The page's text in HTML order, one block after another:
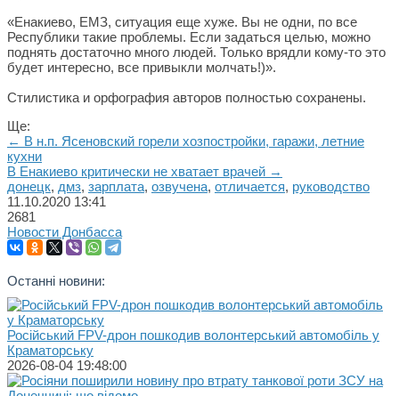
«Енакиево, ЕМЗ, ситуация еще хуже. Вы не одни, по все
Республики такие проблемы. Если задаться целью, можно
поднять достаточно много людей. Только врядли кому-то это
будет интересно, все привыкли молчать!)».
Стилистика и орфография авторов полностью сохранены.
Ще:
← В н.п. Ясеновский горели хозпостройки, гаражи, летние
кухни
В Енакиево критически не хватает врачей →
донецк, дмз, зарплата, озвучена, отличается, руководство
11.10.2020 13:41
2681
Новости Донбасса
Останні новини:
Російський FPV-дрон пошкодив волонтерський автомобіль у
Краматорську
2026-08-04 19:48:00